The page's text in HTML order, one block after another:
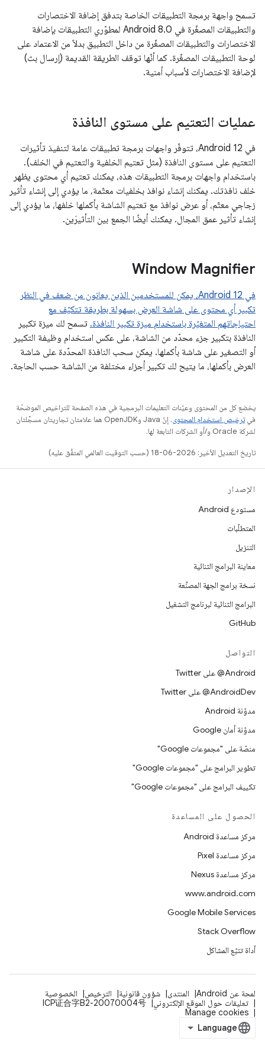
تسمح واجهة برمجة التطبيقات الخاصة بتدفق إضافة الاختصارات
والتطبيقات المصغّرة في Android 8.0 لمطوّري التطبيقات بإضافة
الاختصارات والتطبيقات المصغّرة من داخل التطبيق بدلاً من الاعتماد على
لوحة التطبيقات المصغّرة. كما أنّها توقف الطريقة القديمة (إرسال بث)
لإضافة الاختصارات لأسباب أمنية.
عمليات التعتيم على مستوى النافذة
في Android 12، تتوفّر واجهات برمجة تطبيقات عامة لتنفيذ تأثيرات
التعتيم على مستوى النافذة (مثل تعتيم الخلفية والتعتيم في الخلف).
باستخدام واجهات برمجة التطبيقات هذه، يمكنك تعتيم أي محتوى يظهر
خلف نافذتك. يمكنك إنشاء نوافذ بخلفيات معتّمة، ما يؤدي إلى إنشاء تأثير
زجاجي معتّم، أو عرض نوافذ مع تعتيم الشاشة بأكملها خلفها، ما يؤدي إلى
إنشاء تأثير عمق المجال. يمكنك أيضًا الجمع بين التأثيرَين.
Window Magnifier
في Android 12، يمكن للمستخدمين الذين يعانون من ضعف في النظر
تكبير أي محتوى على شاشة العرض بسهولة بطريقة تتكيّف مع
احتياجاتهم المتغيّرة باستخدام ميزة تكبير النافذة. تسمح لك ميزة تكبير
النافذة بتكبير جزء محدّد من الشاشة، على عكس استخدام وظيفة التكبير
أو التصغير على شاشة بأكملها. يمكن سحب النافذة المحدّدة على شاشة
العرض بأكملها، ما يتيح لك تكبير أجزاء مختلفة من الشاشة حسب الحاجة.
يخضع كل من المحتوى وعيّنات التعليمات البرمجية في هذه الصفحة للتراخيص الموضحّة
فيترخيص استخدام المحتوى
. إنّ Java وOpenJDK هما علامتان تجاريتان مسجَّلتان
لشركة Oracle و/أو الشركات التابعة لها.
تاريخ التعديل الأخير: 2026-06-18 (حسب التوقيت العالمي المتفَّق عليه)
الإصدار
مستودع Android
المتطلّبات
التنزيل
معاينة البرامج الثنائية
نسخة برامج الجهة المصنِّعة
البرامج الثنائية لبرنامج التشغيل
GitHub
التواصل
‎@Android على Twitter
‎@AndroidDev على Twitter
مدوّنة Android
مدوّنة أمان Google
منصّة على "مجموعات Google"
تطوير البرامج على "مجموعات Google"
تكييف البرامج على "مجموعات Google"
الحصول على المساعدة
مركز مساعدة Android
مركز مساعدة Pixel
مركز مساعدة Nexus
www.android.com
Google Mobile Services
Stack Overflow
أداة تتبّع المشاكل
لمحة عن Android المنتدى شؤون قانونية الترخيص
الخصوصية
تعليقات حول الموقع الإلكتروني
ICP证合字B2-20070004号
Manage cookies